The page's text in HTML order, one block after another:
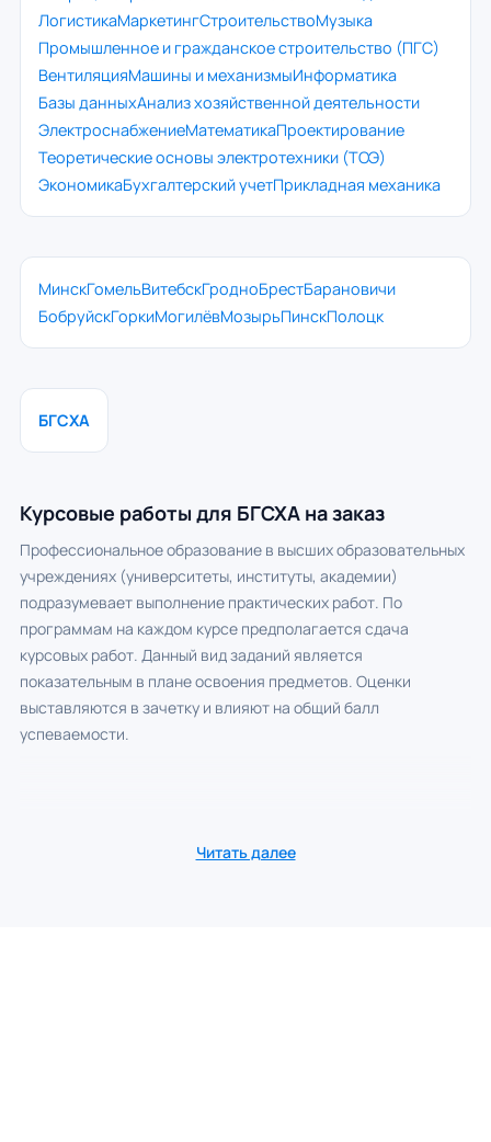
ЛогистикаМаркетингСтроительствоМузыка
Промышленное и гражданское строительство (ПГС)
ВентиляцияМашины и механизмыИнформатика
Базы данныхАнализ хозяйственной деятельности
ЭлектроснабжениеМатематикаПроектирование
Теоретические основы электротехники (ТОЭ)
ЭкономикаБухгалтерский учетПрикладная механика
МинскГомельВитебскГродноБрестБарановичи
БобруйскГоркиМогилёвМозырьПинскПолоцк
БГСХА
Курсовые работы для БГСХА на заказ
Профессиональное образование в высших образовательных
учреждениях (университеты, институты, академии)
подразумевает выполнение практических работ. По
программам на каждом курсе предполагается сдача
курсовых работ. Данный вид заданий является
показательным в плане освоения предметов. Оценки
выставляются в зачетку и влияют на общий балл
успеваемости.
Читать далее